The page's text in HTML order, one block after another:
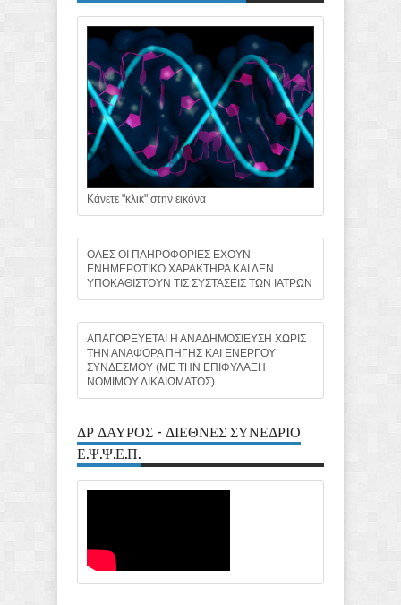
Κάνετε "κλικ" στην εικόνα
ΟΛΕΣ ΟΙ ΠΛΗΡΟΦΟΡΙΕΣ ΕΧΟΥΝ
ΕΝΗΜΕΡΩΤΙΚΟ ΧΑΡΑΚΤΗΡΑ ΚΑΙ ΔΕΝ
ΥΠΟΚΑΘΙΣΤΟΥΝ ΤΙΣ ΣΥΣΤΑΣΕΙΣ ΤΩΝ ΙΑΤΡΩΝ
ΑΠΑΓΟΡΕΥΕΤΑΙ Η ΑΝΑΔΗΜΟΣΙΕΥΣΗ ΧΩΡΙΣ
ΤΗΝ ΑΝΑΦΟΡΑ ΠΗΓΗΣ ΚΑΙ ΕΝΕΡΓΟΥ
ΣΥΝΔΕΣΜΟΥ (ΜΕ ΤΗΝ ΕΠΙΦΥΛΑΞΗ
ΝΟΜΙΜΟΥ ΔΙΚΑΙΩΜΑΤΟΣ)
ΔΡ ΔΑΥΡΟΣ - ΔΙΕΘΝΕΣ ΣΥΝΕΔΡΙΟ
Ε.Ψ.Ψ.Ε.Π.